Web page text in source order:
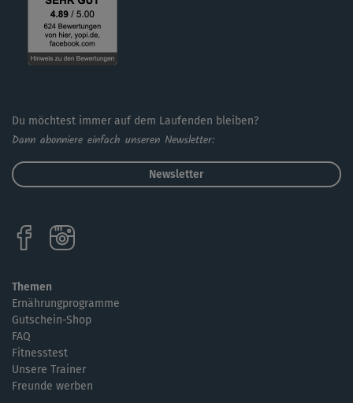
Du möchtest immer auf dem Laufenden bleiben?
Dann abonniere einfach unseren Newsletter:
Newsletter
Themen
Ernährungprogramme
Gutschein-Shop
FAQ
Fitnesstest
Unsere Trainer
Freunde werben